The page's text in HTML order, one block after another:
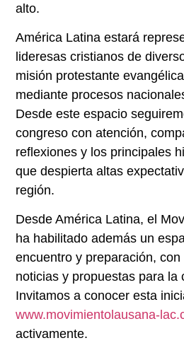
alto.
América Latina estará
lideresas cristianos de
misión protestante
mediante procesos
Desde este espacio
congreso con atención,
reflexiones y los principales
que despierta altas
región.
Desde América Latina, el
ha habilitado además un
encuentro y preparación,
noticias y propuestas para la
Invitamos a conocer esta
www.movimientolausana-
activamente.